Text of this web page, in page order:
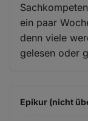
ein paar
denn viele
gelesen oder
Epikur (nicht